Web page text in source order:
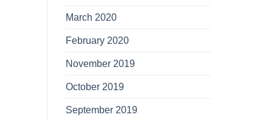
March 2020
February 2020
November 2019
October 2019
September 2019